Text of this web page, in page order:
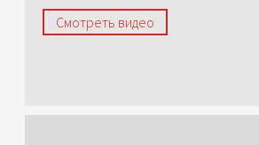
Смотреть видео